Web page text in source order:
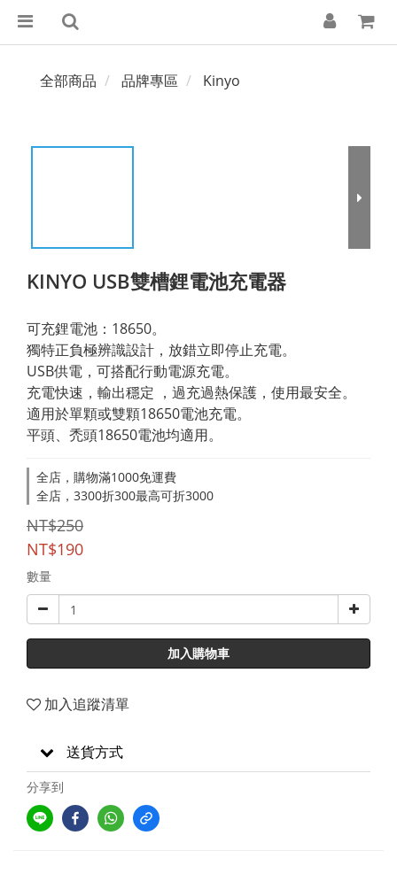
全部商品 品牌專區 Kinyo
KINYO USB雙槽鋰電池充電器
可充鋰電池：18650。
獨特正負極辨識設計，放錯立即停止充電。
USB供電，可搭配行動電源充電。
充電快速，輸出穩定 ，過充過熱保護，使用最安全。
適用於單顆或雙顆18650電池充電。
平頭、禿頭18650電池均適用。
全店，購物滿1000免運費
全店，3300折300最高可折3000
NT$250
NT$190
數量
加入購物車
加入追蹤清單
送貨方式
分享到